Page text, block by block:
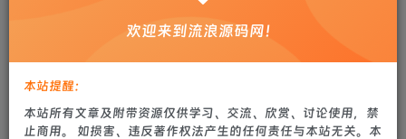
Win一键端+教程
3年前更新
0 612 13
欢迎来到流浪源码网！
本站提醒：
本站所有文章及附带资源仅供学习、交流、欣赏、讨论使用，禁
止商用。 如损害、违反著作权法产生的任何责任与本站无关。本